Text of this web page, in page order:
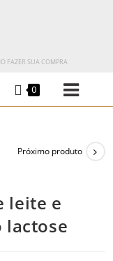
FAZER SUA COMPRA
0
Próximo produto
leite e
lactose